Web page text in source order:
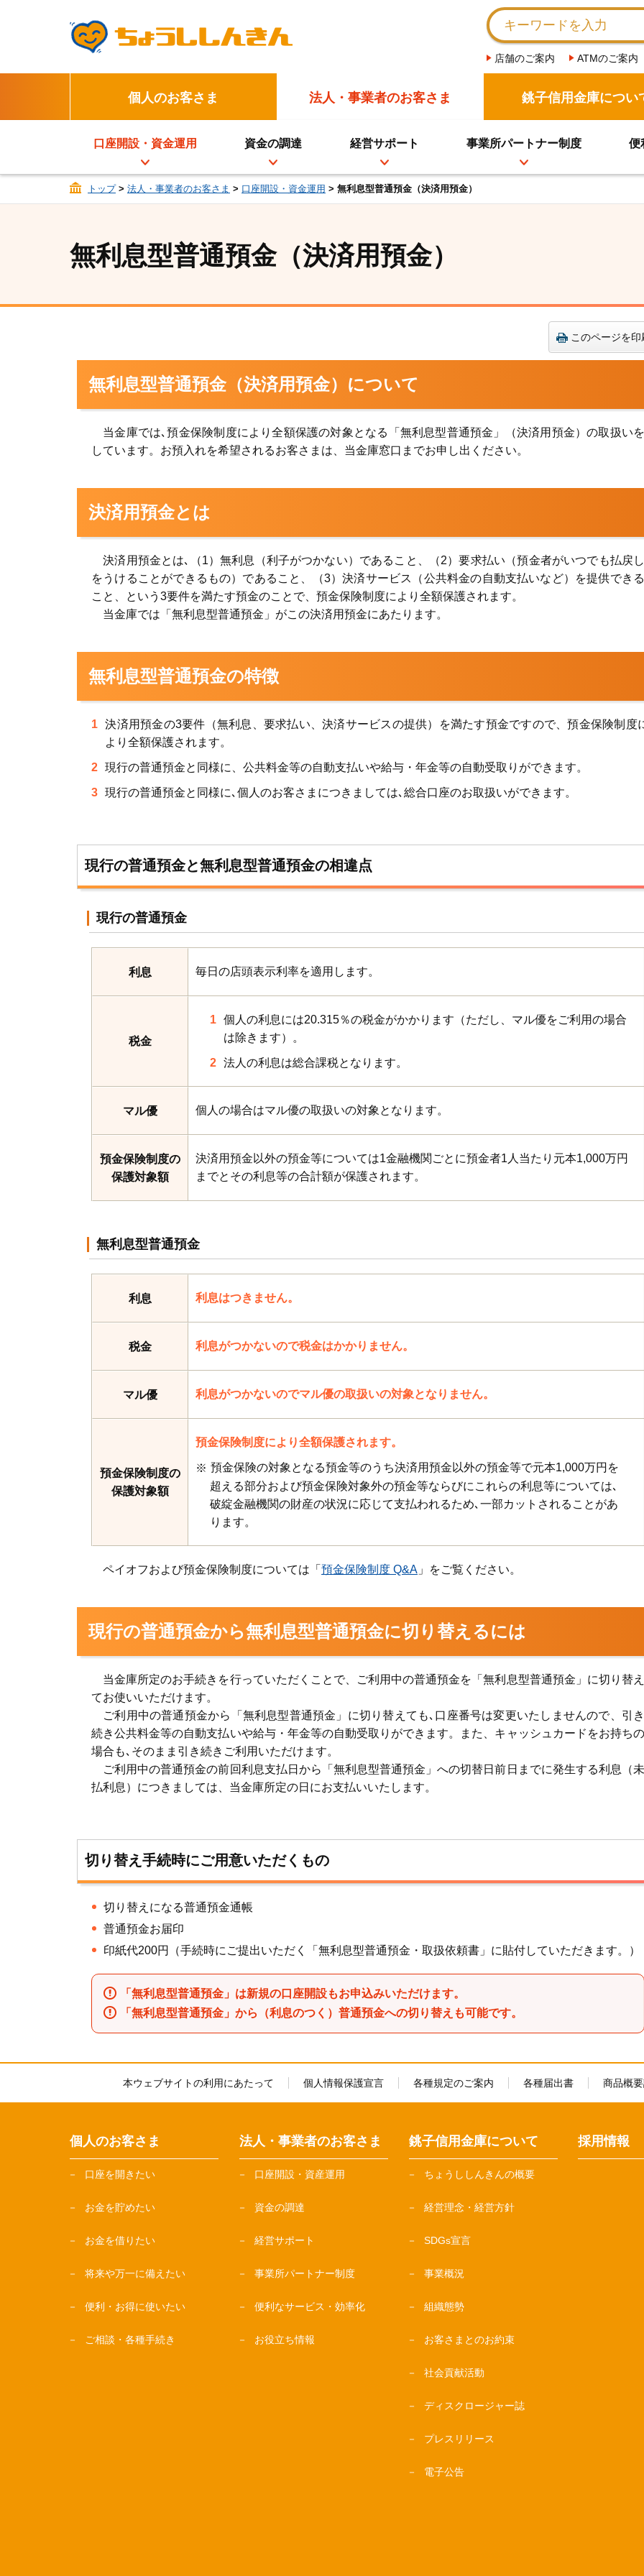
店舗のご案内 ATMのご案内
個人のお客さま 法人・事業者のお客さま
口座開設・資金運用 資金の調達 経営サポート 事業所パートナー制度 便
銚子信用金庫につい
トップ> 法人・事業者のお客さま > 口座開設・資金運用 > 無利息型普通預金（決済用預金）
無利息型普通預金（決済用預金）
このページを印
無利息型普通預金（決済用預金）について
当金庫では､預金保険制度により全額保護の対象となる「無利息型普通預金」（決済用預金）の取扱いを
しています。お預入れを希望されるお客さまは、当金庫窓口までお申し出ください。
決済用預金とは
決済用預金とは､（1）無利息（利子がつかない）であること、（2）要求払い（預金者がいつでも払戻し
をうけることができるもの）であること、（3）決済サービス（公共料金の自動支払いなど）を提供できる
こと、という3要件を満たす預金のことで、預金保険制度により全額保護されます。
当金庫では「無利息型普通預金」がこの決済用預金にあたります。
無利息型普通預金の特徴
決済用預金の3要件（無利息、要求払い、決済サービスの提供）を満たす預金ですので、預金保険制度
より全額保護されます。
現行の普通預金と同様に、公共料金等の自動支払いや給与・年金等の自動受取りができます。
現行の普通預金と同様に､個人のお客さまにつきましては､総合口座のお取扱いができます。
現行の普通預金と無利息型普通預金の相違点
現行の普通預金
利息 毎日の店頭表示利率を適用します。
税金
個人の利息には20.315％の税金がかかります（ただし、マル優をご利用の場合
は除きます）。
法人の利息は総合課税となります。
マル優 個人の場合はマル優の取扱いの対象となります。
預金保険制度の
保護対象額
決済用預金以外の預金等については1金融機関ごとに預金者1人当たり元本1,000万円
までとその利息等の合計額が保護されます。
無利息型普通預金
利息 利息はつきません。
税金 利息がつかないので税金はかかりません。
マル優 利息がつかないのでマル優の取扱いの対象となりません。
預金保険制度の
保護対象額
預金保険制度により全額保護されます。
預金保険の対象となる預金等のうち決済用預金以外の預金等で元本1,000万円を
超える部分および預金保険対象外の預金等ならびにこれらの利息等については､
破綻金融機関の財産の状況に応じて支払われるため､一部カットされることがあ
ります。
ペイオフおよび預金保険制度については「 預金保険制度 Q&A 」をご覧ください。
現行の普通預金から無利息型普通預金に切り替えるには
当金庫所定のお手続きを行っていただくことで、ご利用中の普通預金を「無利息型普通預金」に切り替え
てお使いいただけます。
ご利用中の普通預金から「無利息型普通預金」に切り替えても､口座番号は変更いたしませんので、引き
続き公共料金等の自動支払いや給与・年金等の自動受取りができます。また、キャッシュカードをお持ちの
場合も､そのまま引き続きご利用いただけます。
ご利用中の普通預金の前回利息支払日から「無利息型普通預金」への切替日前日までに発生する利息（未
払利息）につきましては、当金庫所定の日にお支払いいたします。
切り替え手続時にご用意いただくもの
切り替えになる普通預金通帳
普通預金お届印
印紙代200円（手続時にご提出いただく「無利息型普通預金・取扱依頼書」に貼付していただきます。）
「無利息型普通預金」は新規の口座開設もお申込みいただけます。
「無利息型普通預金」から（利息のつく）普通預金への切り替えも可能です。
本ウェブサイトの利用にあたって 個人情報保護宣言 各種規定のご案内 各種届出書 商品概
個人のお客さま
口座を開きたい
お金を貯めたい
お金を借りたい
将来や万一に備えたい
便利・お得に使いたい
ご相談・各種手続き
法人・事業者のお客さま
口座開設・資産運用
資金の調達
経営サポート
事業所パートナー制度
便利なサービス・効率化
お役立ち情報
銚子信用金庫について
ちょうししんきんの概要
経営理念・経営方針
SDGs宣言
事業概況
組織態勢
お客さまとのお約束
社会貢献活動
ディスクロージャー誌
プレスリリース
電子公告
採用情報